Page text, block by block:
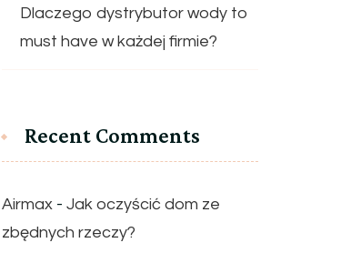
Dlaczego dystrybutor wody to
must have w każdej firmie?
Recent Comments
Airmax- Jak oczyścić dom ze
zbędnych rzeczy?